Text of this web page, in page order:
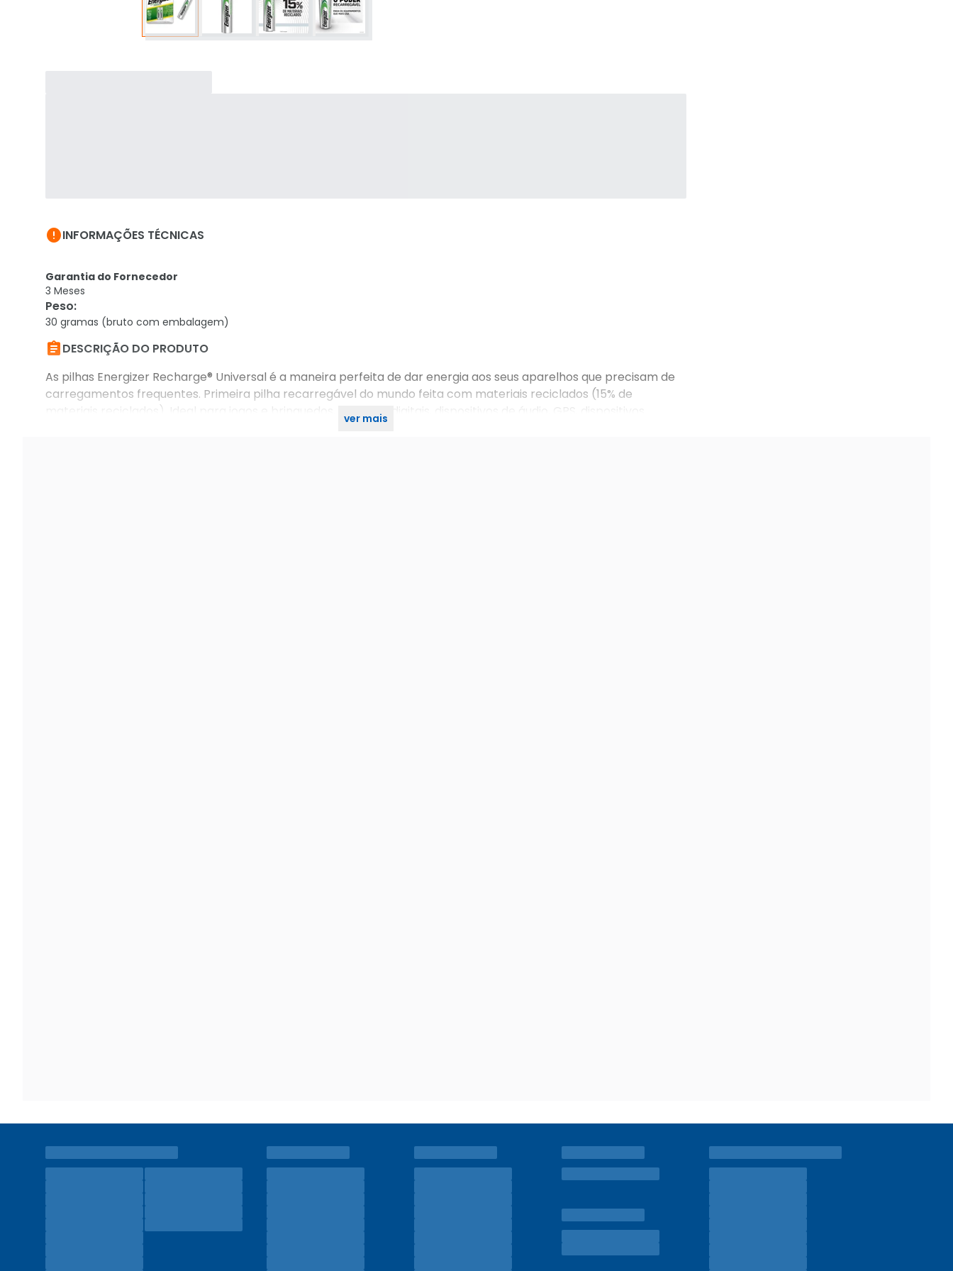
INFORMAÇÕES TÉCNICAS
Garantia do Fornecedor
3 Meses
Peso:
30 gramas (bruto com embalagem)
DESCRIÇÃO DO PRODUTO
As pilhas Energizer Recharge® Universal é a maneira perfeita de dar energia aos seus aparelhos que precisam de
carregamentos frequentes. Primeira pilha recarregável do mundo feita com materiais reciclados (15% de
materiais reciclados). Ideal para jogos e brinquedos, câmeras digitais, dispositivos de áudio, GPS, dispositivos
ver mais